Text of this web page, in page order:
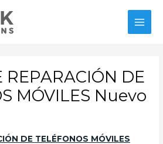
REPARACIÓN DE
MÓVILES Nuevo
DE TELÉFONOS MÓVILES